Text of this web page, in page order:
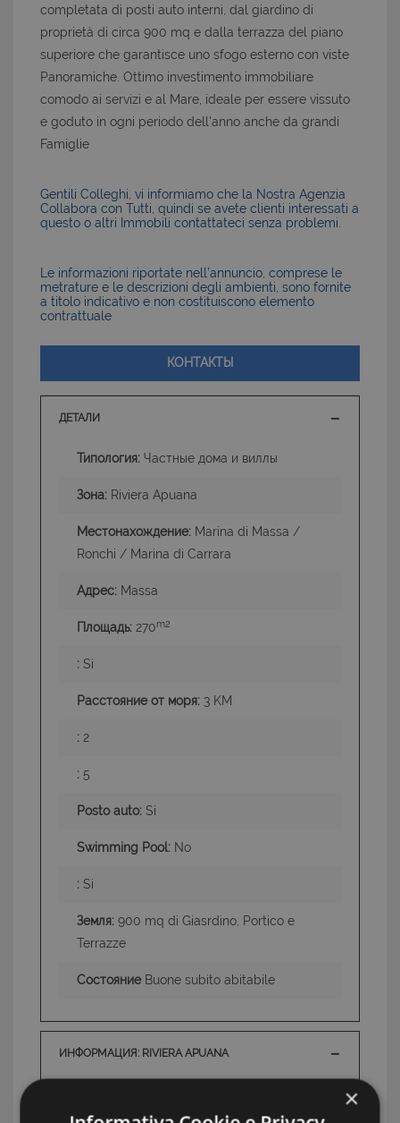
completata di posti auto interni, dal giardino di
proprietà di circa 900 mq e dalla terrazza del piano
superiore che garantisce uno sfogo esterno con viste
Panoramiche. Ottimo investimento immobiliare
comodo ai servizi e al Mare, ideale per essere vissuto
e goduto in ogni periodo dell'anno anche da grandi
Famiglie
Gentili Colleghi, vi informiamo che la Nostra Agenzia
Collabora con Tutti, quindi se avete clienti interessati a
questo o altri Immobili contattateci senza problemi.
Le informazioni riportate nell’annuncio, comprese le
metrature e le descrizioni degli ambienti, sono fornite
a titolo indicativo e non costituiscono elemento
contrattuale
КОНТАКТЫ
ДЕТАЛИ
Типология: Частные дома и виллы
Зона: Riviera Apuana
Местонахождение: Marina di Massa /
Ronchi / Marina di Carrara
Адрес: Massa
Площадь: 270m2
: Si
Расстояние от моря: 3 KM
: 2
: 5
Posto auto: Si
Swimming Pool: No
: Si
Земля: 900 mq di Giasrdino, Portico e
Terrazze
СостояниеBuone subito abitabile
ИНФОРМАЦИЯ: RIVIERA APUANA
×